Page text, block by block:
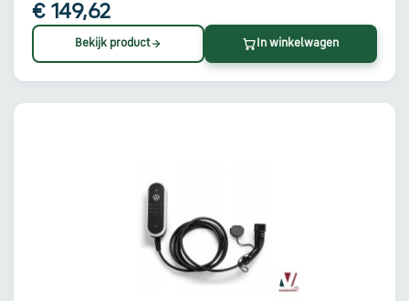
€ 149,62
Bekijk product In winkelwagen